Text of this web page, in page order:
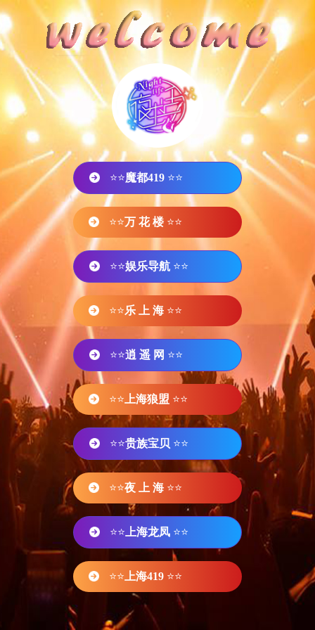
⭐⭐魔都419 ⭐⭐
⭐⭐万 花 楼 ⭐⭐
⭐⭐娱乐导航 ⭐⭐
⭐⭐乐 上 海 ⭐⭐
⭐⭐逍 遥 网 ⭐⭐
⭐⭐ 上海狼盟 ⭐⭐
⭐⭐贵族宝贝 ⭐⭐
⭐⭐夜 上 海 ⭐⭐
⭐⭐ 上海龙凤 ⭐⭐
⭐⭐ 上海419 ⭐⭐